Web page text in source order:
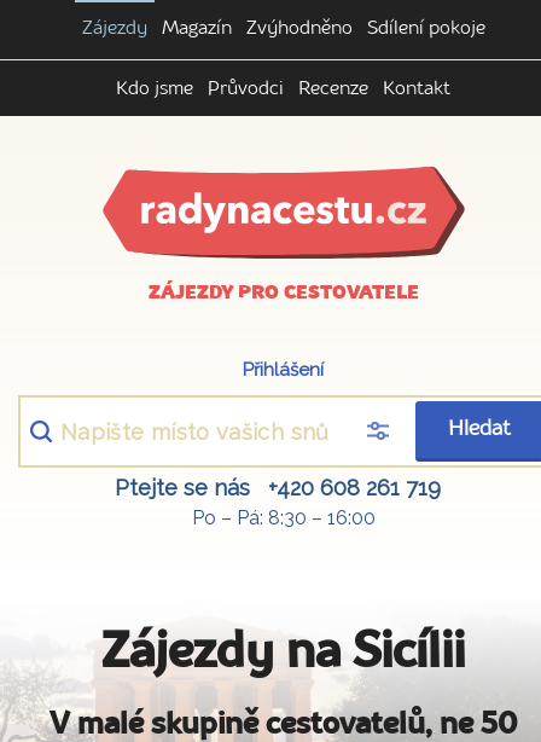
Zájezdy Magazín Zvýhodněno Sdílení pokoje
Kdo jsme Průvodci Recenze Kontakt
ZÁJEZDY PRO CESTOVATELE
Přihlášení
Hledat
Ptejte se nás +420 608 261 719
Po – Pá: 8:30 – 16:00
Zájezdy na Sicílii
V malé skupině cestovatelů, ne 50